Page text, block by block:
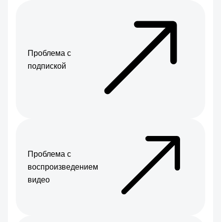
Проблема с
подпиской
Проблема с
воспроизведением
видео